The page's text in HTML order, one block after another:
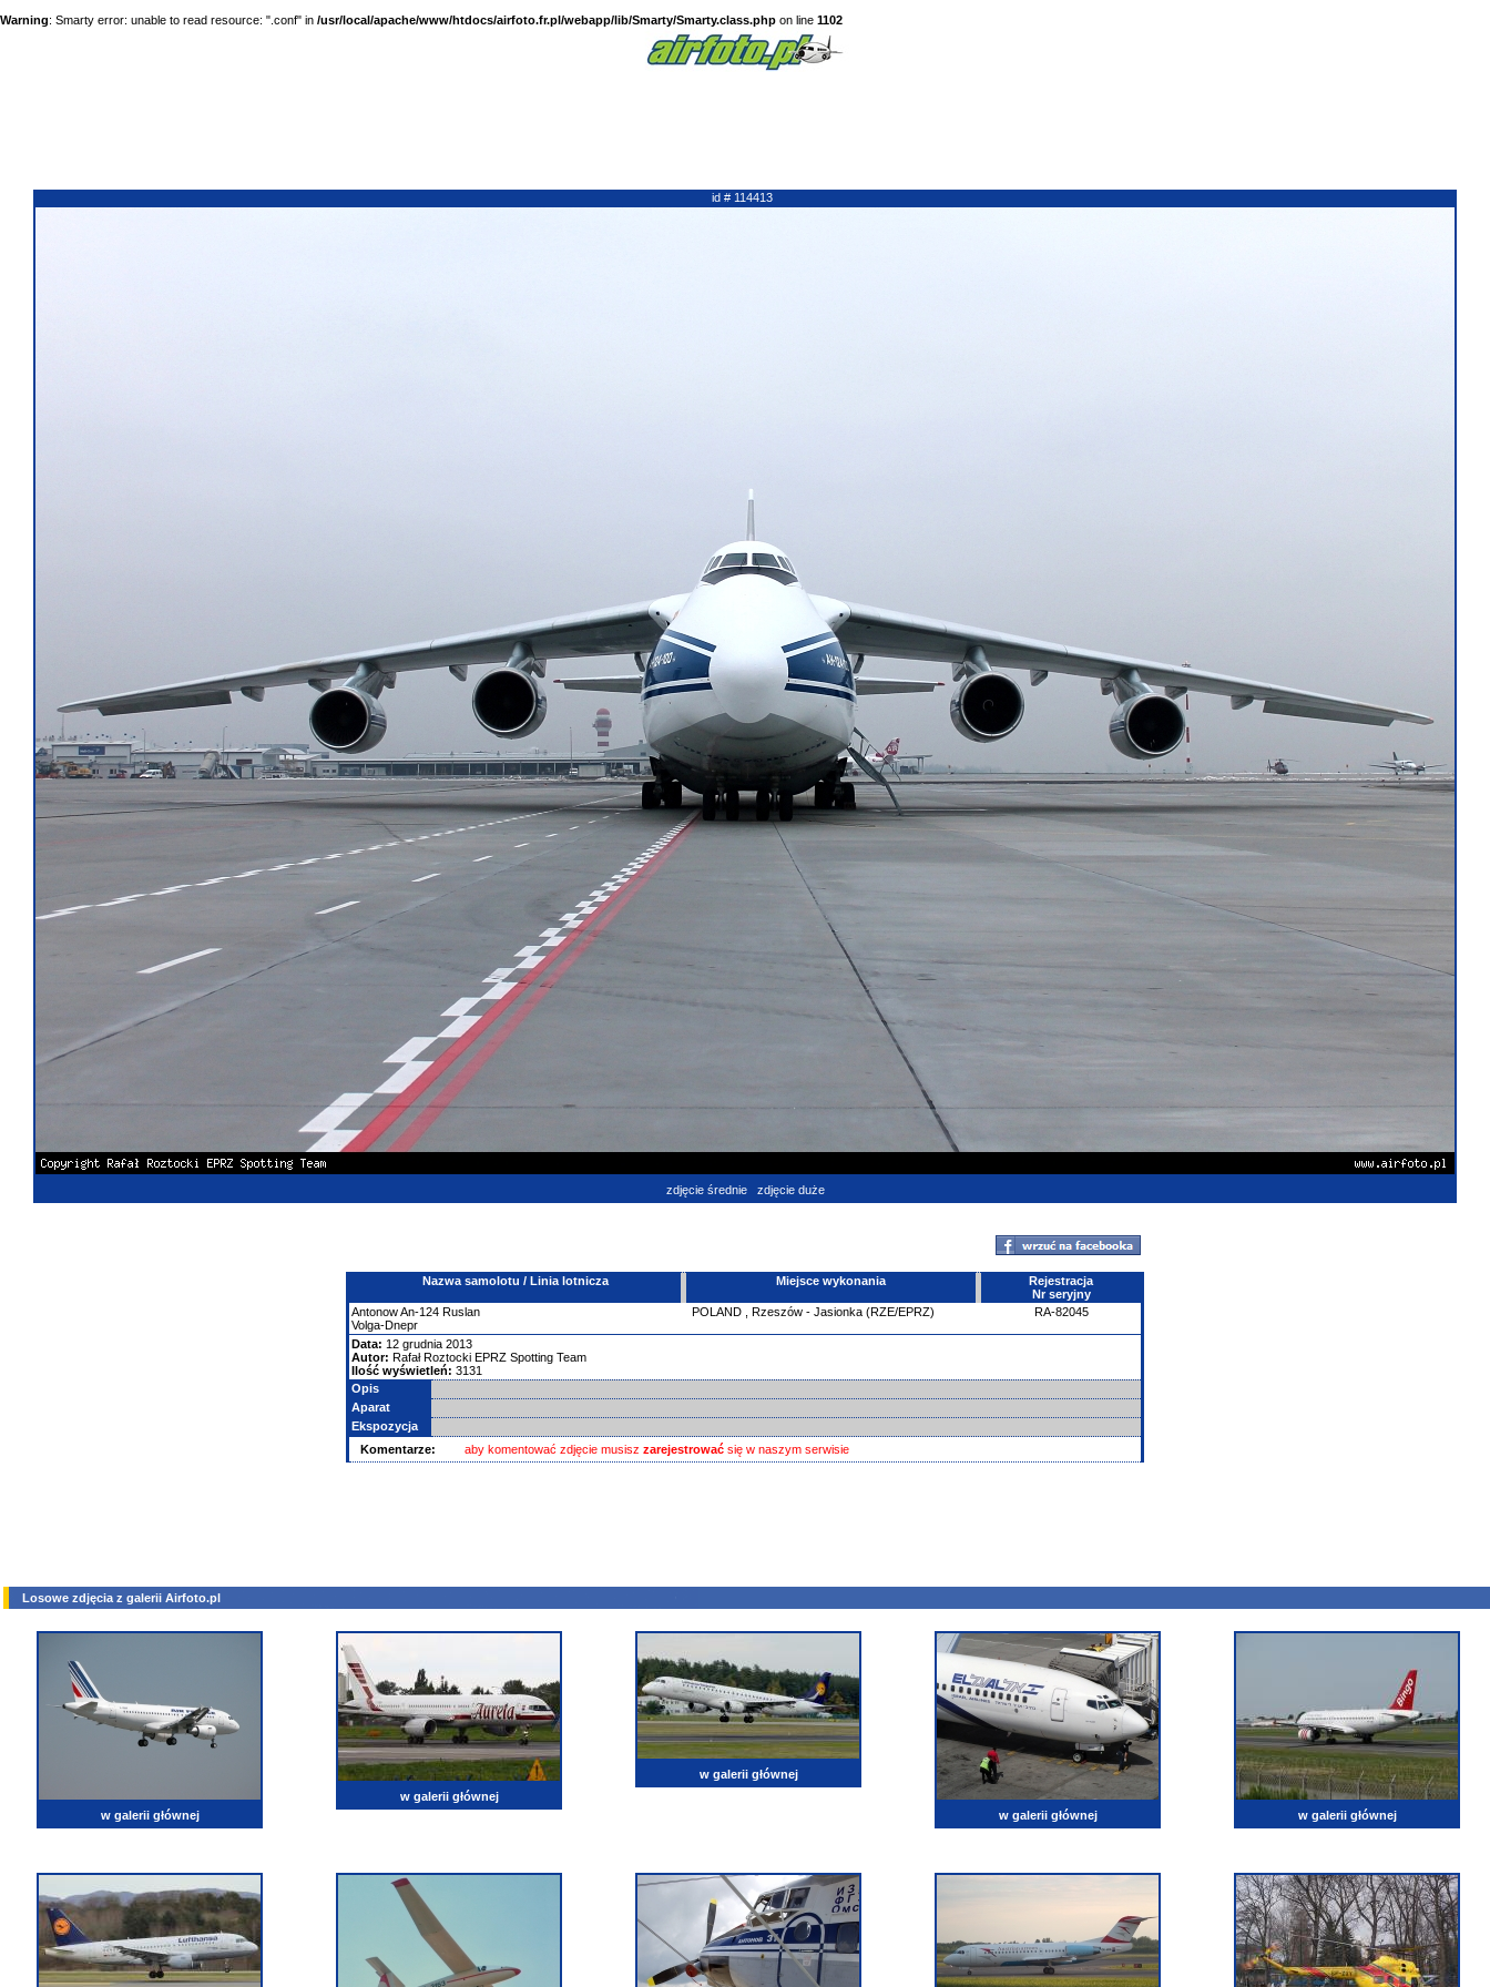
Warning: Smarty error: unable to read resource: ".conf" in /usr/local/apache/www/htdocs/airfoto.fr.pl/webapp/lib/Smarty/Smarty.class.php on line 1102
id # 114413
zdjęcie średnie zdjęcie duże
Nazwa samolotu / Linia lotnicza Miejsce wykonania
Rejestracja
Nr seryjny
AntonowAn-124 Ruslan
Volga-Dnepr
POLAND Rzeszów - Jasionka (RZE/EPRZ) RA-82045
Data: 12 grudnia 2013
Autor: Rafał Roztocki EPRZ Spotting Team
Ilość wyświetleń: 3131
Opis
Aparat
Ekspozycja
Komentarze:
aby komentować zdjęcie musisz zarejestrować się w naszym serwisie
Losowe zdjęcia z galerii Airfoto.pl
w galerii głównej
w galerii głównej
w galerii głównej
w galerii głównej w galerii głównej